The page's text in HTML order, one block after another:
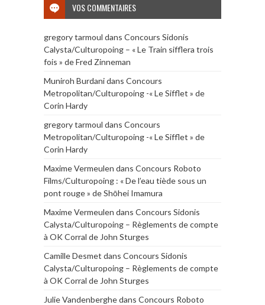
VOS COMMENTAIRES
gregory tarmoul dans Concours Sidonis
Calysta/Culturopoing – « Le Train sifflera trois
fois » de Fred Zinneman
Muniroh Burdanidans Concours
Metropolitan/Culturopoing -« Le Sifflet » de
Corin Hardy
gregory tarmoul dans Concours
Metropolitan/Culturopoing -« Le Sifflet » de
Corin Hardy
Maxime Vermeulen dans Concours Roboto
Films/Culturopoing : « De l’eau tiède sous un
pont rouge » de Shōhei Imamura
Maxime Vermeulen dans Concours Sidonis
Calysta/Culturopoing – Règlements de compte
à OK Corral de John Sturges
Camille Desmet dans Concours Sidonis
Calysta/Culturopoing – Règlements de compte
à OK Corral de John Sturges
Julie Vandenberghedans Concours Roboto